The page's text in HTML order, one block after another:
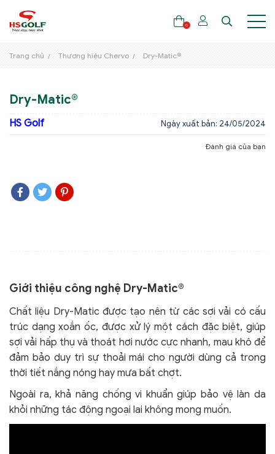
THƯƠNG HIỆU
GẬY GOLF
TÚI GOLF
0
Trang chủ Thương hiệu Chervo Dry-Matic®
Dry-Matic®
HS Golf Ngày xuất bản: 24/05/2024
Đánh giá của bạn
Giới thiệu công nghệ Dry-Matic®
Chất liệu Dry-Matic được tạo nên từ các sợi vải có cấu
trúc dạng xoắn ốc, được xử lý một cách đặc biệt, giúp
sợi vải hấp thụ và thoát hơi nước cực nhanh, mau khô để
đảm bảo duy trì sự thoải mái cho người dùng cả trong
thời tiết nắng nóng hay mưa bất chợt.
Ngoài ra, khả năng chống vi khuẩn giúp bảo vệ làn da
khỏi những tác động ngoại lai không mong muốn.